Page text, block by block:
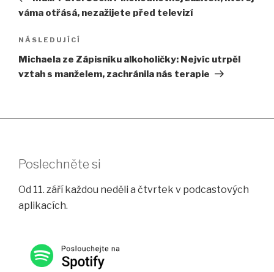
příspěvek
váma otřásá, nezažijete před televizí
Následující
příspěvek
NÁSLEDUJÍCÍ
Michaela ze Zápisníku alkoholičky: Nejvíc utrpěl
vztah s manželem, zachránila nás terapie
Poslechněte si
Od 11. září každou neděli a čtvrtek v podcastových
aplikacích.